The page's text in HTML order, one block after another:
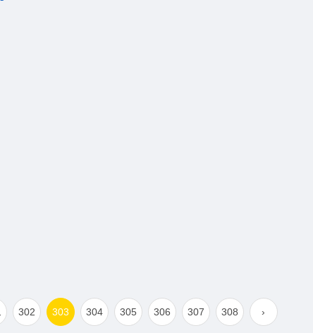
302 303 304 305 306 307 308 ›